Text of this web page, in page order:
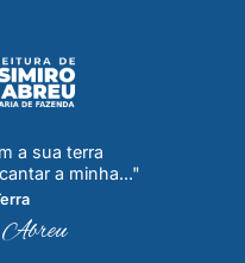
a sua terra
a minha..."
Abreu